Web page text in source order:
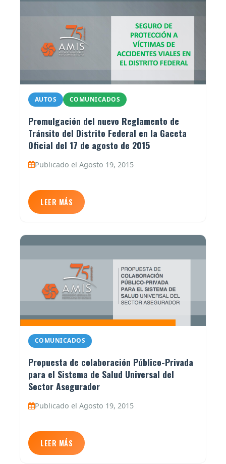
AUTOS COMUNICADOS
Promulgación del nuevo Reglamento de
Tránsito del Distrito Federal en la Gaceta
Oficial del 17 de agosto de 2015
Publicado el Agosto 19, 2015
LEER MÁS
COMUNICADOS
Propuesta de colaboración Público-Privada
para el Sistema de Salud Universal del
Sector Asegurador
Publicado el Agosto 19, 2015
LEER MÁS